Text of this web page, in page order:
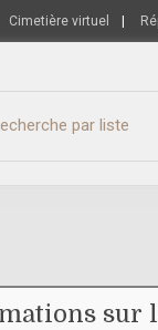
Cimetière virtuel
par liste
sur